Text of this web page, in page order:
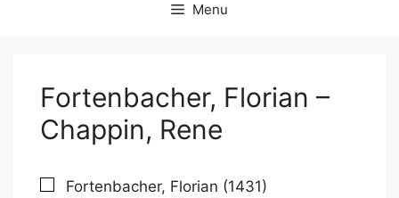
Menu
Fortenbacher, Florian –
Chappin, Rene
Fortenbacher, Florian (1431)